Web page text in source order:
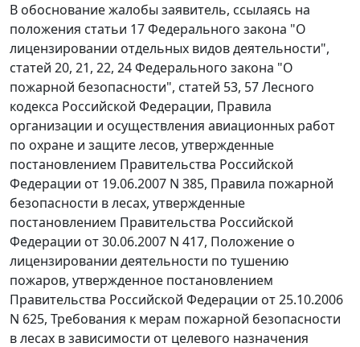
В обоснование жалобы заявитель, ссылаясь на
положения статьи 17Федерального закона "О
лицензировании отдельных видов деятельности",
статей 20, 21, 22, 24Федерального закона "О
пожарной безопасности", статей 53, 57Лесного
кодекса Российской Федерации, Правила
организации и осуществления авиационных работ
по охране и защите лесов, утвержденные
постановлением Правительства Российской
Федерации от 19.06.2007 N 385, Правила пожарной
безопасности в лесах, утвержденные
постановлением Правительства Российской
Федерации от 30.06.2007 N 417, Положение о
лицензировании деятельности по тушению
пожаров, утвержденное постановлением
Правительства Российской Федерации от 25.10.2006
N 625, Требования к мерам пожарной безопасности
в лесах в зависимости от целевого назначения